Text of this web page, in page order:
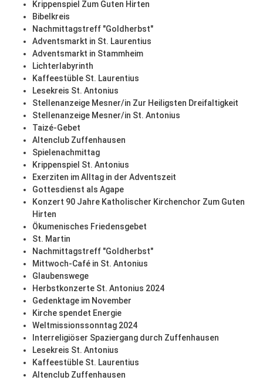
Krippenspiel Zum Guten Hirten
Bibelkreis
Nachmittagstreff "Goldherbst"
Adventsmarkt in St. Laurentius
Adventsmarkt in Stammheim
Lichterlabyrinth
Kaffeestüble St. Laurentius
Lesekreis St. Antonius
Stellenanzeige Mesner/in Zur Heiligsten Dreifaltigkeit
Stellenanzeige Mesner/in St. Antonius
Taizé-Gebet
Altenclub Zuffenhausen
Spielenachmittag
Krippenspiel St. Antonius
Exerziten im Alltag in der Adventszeit
Gottesdienst als Agape
Konzert 90 Jahre Katholischer Kirchenchor Zum Guten
Hirten
Ökumenisches Friedensgebet
St. Martin
Nachmittagstreff "Goldherbst"
Mittwoch-Café in St. Antonius
Glaubenswege
Herbstkonzerte St. Antonius 2024
Gedenktage im November
Kirche spendet Energie
Weltmissionssonntag 2024
Interreligiöser Spaziergang durch Zuffenhausen
Lesekreis St. Antonius
Kaffeestüble St. Laurentius
Altenclub Zuffenhausen